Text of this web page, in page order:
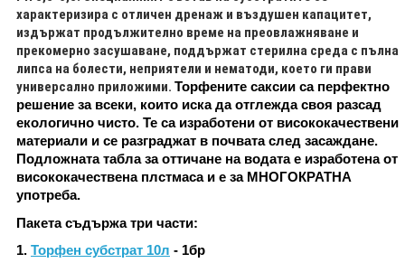
характеризира с отличен дренаж и въздушен капацитет,
издържат продължително време на преовлажняване и
прекомерно засушаване, поддържат стерилна среда с пълна
липса на болести, неприятели и нематоди, което ги прави
универсално приложими. Торфените саксии са перфектно
решение за всеки, които иска да отглежда своя разсад
екологично чисто. Те са изработени от висококачествени
материали и се разграджат в почвата след засаждане.
Подложната табла за оттичане на водата е изработена от
висококачествена плстмаса и е за МНОГОКРАТНА
употреба.
Пакета съдържа три части:
1. Торфен субстрат 10л - 1бр